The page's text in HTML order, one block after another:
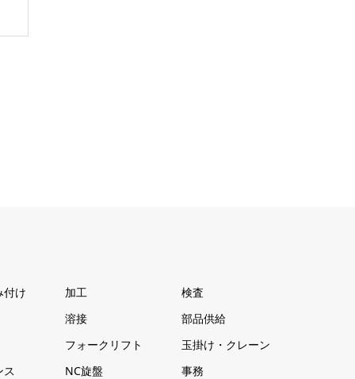
付け 加工
検査
溶接
部品供給
フォークリフト
玉掛け・クレーン
ス
NC旋盤 事務